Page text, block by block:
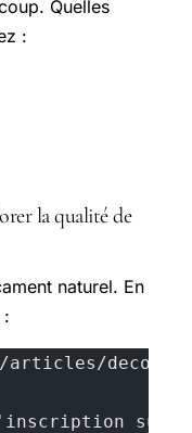
Quelles
:
la qualité de
naturel. En
:
articles/
sur